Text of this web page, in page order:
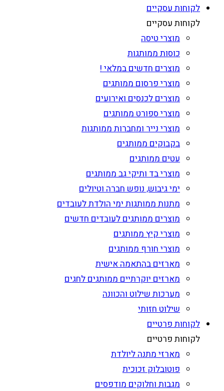
לקוחות עסקיים
לקוחות עסקיים
מוצרי טיסה
כוסות ממותגות
מוצרים חדשים במלאי !
מוצרי פרסום ממותגים
מוצרים לכנסים ואירועים
מוצרי ספורט ממותגים
מוצרי נייר ומחברות ממותגות
בקבוקים ממותגים
עטים ממותגים
מוצרי בד ותיקי גב ממותגים
ימי גיבוש, נופש חברה וטיולים
מתנות ממותגות ימי הולדת לעובדים
מוצרים ממותגים לעובדים חדשים
מוצרי קיץ ממותגים
מוצרי חורף ממותגים
מארזים בהתאמה אישית
מארזים יוקרתיים ממותגים לחגים
מערכות שילוט והכוונה
שילוט חזותי
לקוחות פרטיים
לקוחות פרטיים
מארזי מתנה ליולדת
פוטובלוק זכוכית
מגבות וחלוקים מודפסים